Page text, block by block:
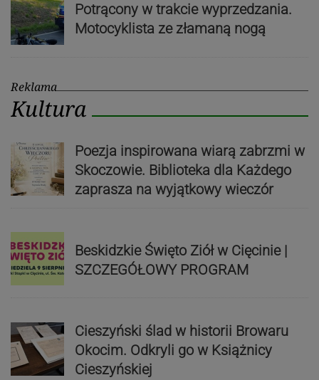
Potrącony w trakcie wyprzedzania.
Motocyklista ze złamaną nogą
Reklama
Kultura
Poezja inspirowana wiarą zabrzmi w
Skoczowie. Biblioteka dla Każdego
zaprasza na wyjątkowy wieczór
Beskidzkie Święto Ziół w Cięcinie |
SZCZEGÓŁOWY PROGRAM
Cieszyński ślad w historii Browaru
Okocim. Odkryli go w Książnicy
Cieszyńskiej